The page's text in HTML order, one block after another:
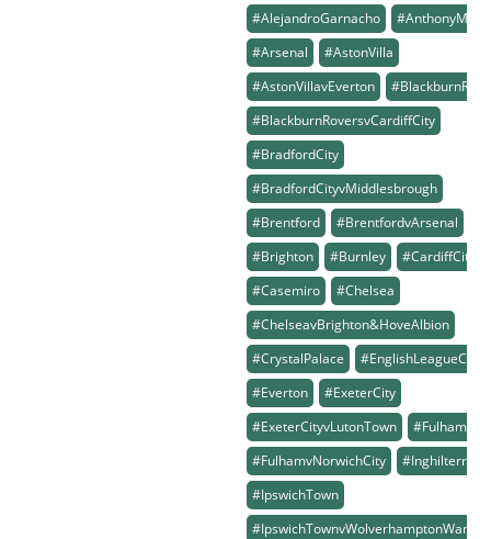
#AlejandroGarnacho
#Arsenal
#AstonVilla
#AstonVillavEverton
#BlackburnRoversvCardiffCity
#BradfordCity
#BradfordCityvMiddlesbrough
#Brentford
#BrentfordvArsenal
#Brighton
#Burnley
#CardiffCity
#Casemiro
#Chelsea
#ChelseavBrighton&HoveAlbion
#CrystalPalace
#EnglishLeagueCup
#Everton
#ExeterCity
#ExeterCityvLutonTown
#Fulham
#FulhamvNorwichCity
#Inghilterra
#IpswichTown